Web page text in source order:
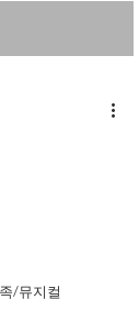
/뮤지컬